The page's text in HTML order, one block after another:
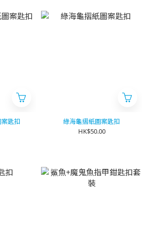
匙扣
綠海龜摺紙圖案匙扣
HK$50.00